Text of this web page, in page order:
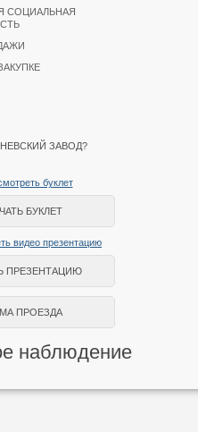
СОЦИАЛЬНАЯ
ЗАВОД?
БУКЛЕТ
ПРЕЗЕНТАЦИЮ
ПРОЕЗДА
наблюдение